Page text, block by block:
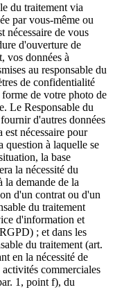
du traitement via
par vous-même ou
nécessaire de vous
d'ouverture de
vos données à
au responsable du
de confidentialité
de votre photo de
Le Responsable du
d'autres données
est nécessaire pour
question à laquelle se
la base
la nécessité du
la demande de la
d'un contrat ou d'un
du traitement
d'information et
; et dans les
du traitement (art.
en la nécessité de
commerciales
1, point f), du